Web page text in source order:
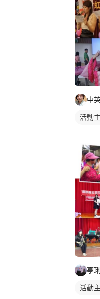
活動
活動